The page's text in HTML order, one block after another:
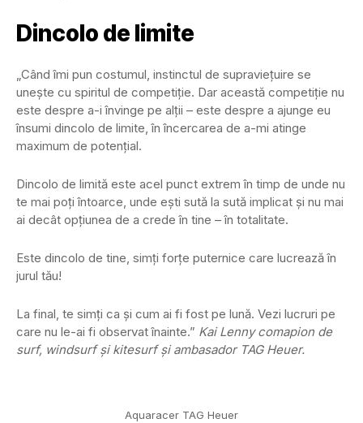
Dincolo de limite
„Când îmi pun costumul, instinctul de supraviețuire se
unește cu spiritul de competiție. Dar această competiție nu
este despre a-i învinge pe alții – este despre a ajunge eu
însumi dincolo de limite, în încercarea de a-mi atinge
maximum de potențial.
Dincolo de limită este acel punct extrem în timp de unde nu
te mai poți întoarce, unde ești sută la sută implicat și nu mai
ai decât opțiunea de a crede în tine – în totalitate.
Este dincolo de tine, simți forțe puternice care lucrează în
jurul tău!
La final, te simți ca și cum ai fi fost pe lună. Vezi lucruri pe
care nu le-ai fi observat înainte.” Kai Lenny comapion de
surf, windsurf și kitesurf și ambasador TAG Heuer.
Aquaracer TAG Heuer